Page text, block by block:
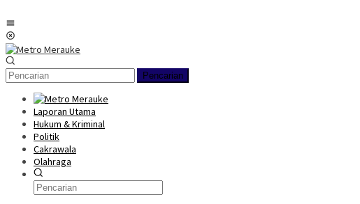
ke
konten
Pencarian
Laporan Utama
Hukum & Kriminal
Politik
Cakrawala
Olahraga